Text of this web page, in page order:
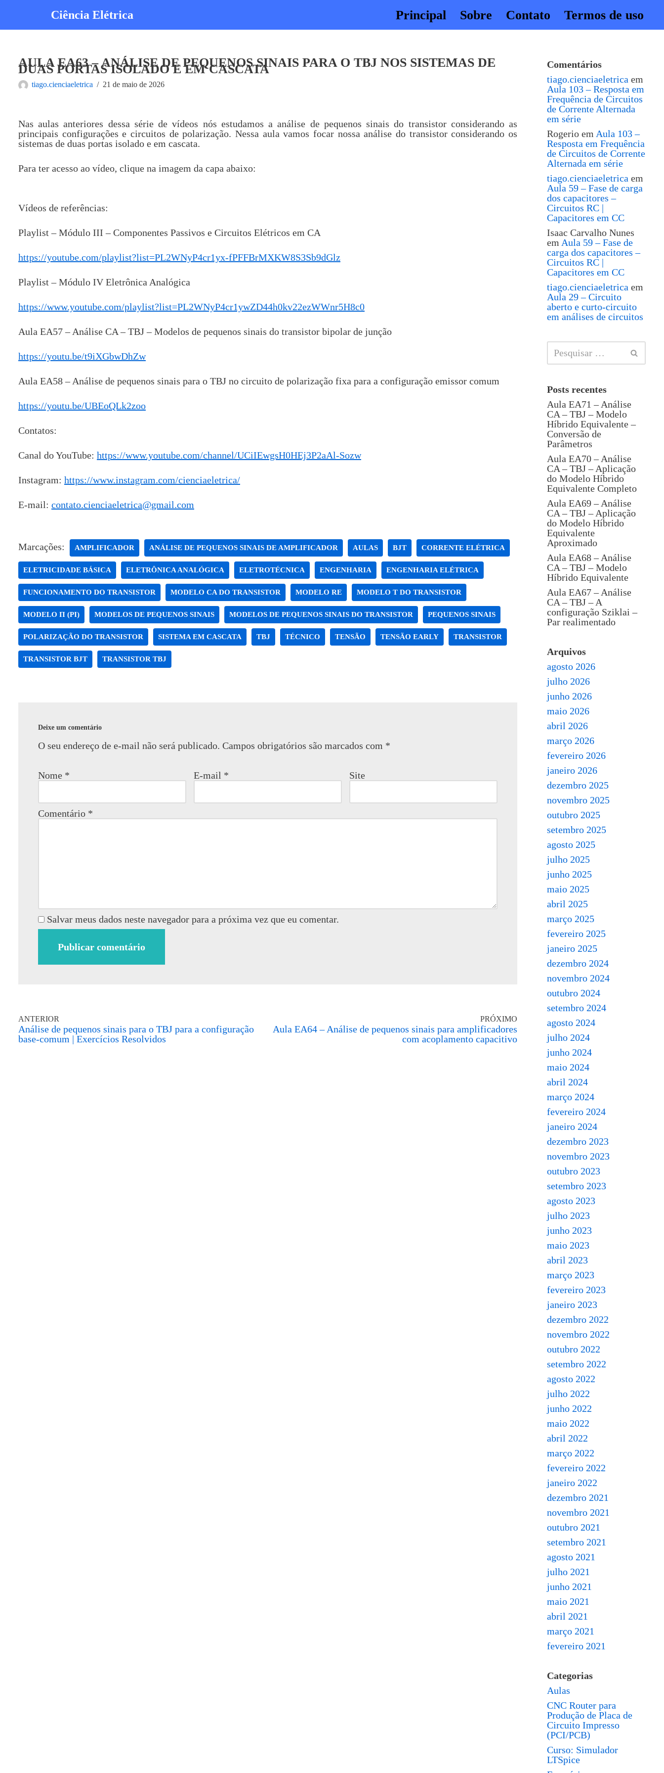
Ciência Elétrica Principal Sobre Contato Termos de uso
AULA EA63 – ANÁLISE DE PEQUENOS SINAIS PARA O TBJ NOS SISTEMAS DE
DUAS PORTAS ISOLADO E EM CASCATA
tiago.cienciaeletrica 21 de maio de 2026
Nas aulas anteriores dessa série de vídeos nós estudamos a análise de pequenos sinais do transistor considerando as
principais configurações e circuitos de polarização. Nessa aula vamos focar nossa análise do transistor considerando os
sistemas de duas portas isolado e em cascata.
Para ter acesso ao vídeo, clique na imagem da capa abaixo:
Vídeos de referências:
Playlist – Módulo III – Componentes Passivos e Circuitos Elétricos em CA
https://youtube.com/playlist?list=PL2WNyP4cr1yx-fPFFBrMXKW8S3Sb9dGlz
Playlist – Módulo IV Eletrônica Analógica
https://www.youtube.com/playlist?list=PL2WNyP4cr1ywZD44h0kv22ezWWnr5H8c0
Aula EA57 – Análise CA – TBJ – Modelos de pequenos sinais do transistor bipolar de junção
https://youtu.be/t9iXGbwDhZw
Aula EA58 – Análise de pequenos sinais para o TBJ no circuito de polarização fixa para a configuração emissor comum
https://youtu.be/UBEoQLk2zoo
Contatos:
Canal do YouTube: https://www.youtube.com/channel/UCiIEwgsH0HEj3P2aAl-Sozw
Instagram: https://www.instagram.com/cienciaeletrica/
E-mail: contato.cienciaeletrica@gmail.com
Marcações: AMPLIFICADOR ANÁLISE DE PEQUENOS SINAIS DE AMPLIFICADOR AULAS BJT CORRENTE ELÉTRICA
ELETRICIDADE BÁSICA ELETRÔNICA ANALÓGICA ELETROTÉCNICA ENGENHARIA ENGENHARIA ELÉTRICA
FUNCIONAMENTO DO TRANSISTOR MODELO CA DO TRANSISTOR MODELO RE MODELO T DO TRANSISTOR
MODELO Π (PI) MODELOS DE PEQUENOS SINAIS MODELOS DE PEQUENOS SINAIS DO TRANSISTOR PEQUENOS SINAIS
POLARIZAÇÃO DO TRANSISTOR SISTEMA EM CASCATA TBJ TÉCNICO TENSÃO TENSÃO EARLY TRANSISTOR
TRANSISTOR BJT TRANSISTOR TBJ
Deixe um comentário
O seu endereço de e-mail não será publicado. Campos obrigatórios são marcados com *
Nome * E-mail * Site
Comentário *
Salvar meus dados neste navegador para a próxima vez que eu comentar.
ANTERIOR
Análise de pequenos sinais para o TBJ para a configuração
base-comum | Exercícios Resolvidos
PRÓXIMO
Aula EA64 – Análise de pequenos sinais para amplificadores
com acoplamento capacitivo
Comentários
tiago.cienciaeletrica em
Aula 103 – Resposta em
Frequência de Circuitos
de Corrente Alternada
em série
Rogerio em Aula 103 –
Resposta em Frequência
de Circuitos de Corrente
Alternada em série
tiago.cienciaeletrica em
Aula 59 – Fase de carga
dos capacitores –
Circuitos RC |
Capacitores em CC
Isaac Carvalho Nunes
em Aula 59 – Fase de
carga dos capacitores –
Circuitos RC |
Capacitores em CC
tiago.cienciaeletrica em
Aula 29 – Circuito
aberto e curto-circuito
em análises de circuitos
Posts recentes
Aula EA71 – Análise
CA – TBJ – Modelo
Híbrido Equivalente –
Conversão de
Parâmetros
Aula EA70 – Análise
CA – TBJ – Aplicação
do Modelo Híbrido
Equivalente Completo
Aula EA69 – Análise
CA – TBJ – Aplicação
do Modelo Híbrido
Equivalente
Aproximado
Aula EA68 – Análise
CA – TBJ – Modelo
Híbrido Equivalente
Aula EA67 – Análise
CA – TBJ – A
configuração Sziklai –
Par realimentado
Arquivos
agosto 2026
julho 2026
junho 2026
maio 2026
abril 2026
março 2026
fevereiro 2026
janeiro 2026
dezembro 2025
novembro 2025
outubro 2025
setembro 2025
agosto 2025
julho 2025
junho 2025
maio 2025
abril 2025
março 2025
fevereiro 2025
janeiro 2025
dezembro 2024
novembro 2024
outubro 2024
setembro 2024
agosto 2024
julho 2024
junho 2024
maio 2024
abril 2024
março 2024
fevereiro 2024
janeiro 2024
dezembro 2023
novembro 2023
outubro 2023
setembro 2023
agosto 2023
julho 2023
junho 2023
maio 2023
abril 2023
março 2023
fevereiro 2023
janeiro 2023
dezembro 2022
novembro 2022
outubro 2022
setembro 2022
agosto 2022
julho 2022
junho 2022
maio 2022
abril 2022
março 2022
fevereiro 2022
janeiro 2022
dezembro 2021
novembro 2021
outubro 2021
setembro 2021
agosto 2021
julho 2021
junho 2021
maio 2021
abril 2021
março 2021
fevereiro 2021
Categorias
Aulas
CNC Router para
Produção de Placa de
Circuito Impresso
(PCI/PCB)
Curso: Simulador
LTSpice